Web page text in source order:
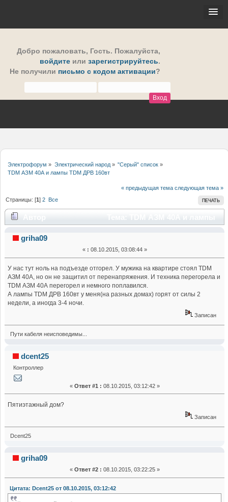
Добро пожаловать, Гость. Пожалуйста,
войдите или зарегистрируйтесь.
Не получили письмо с кодом активации?
Электрофорум » Электрический народ» "Серый" список»
TDM АЗМ 40А и лампы TDM ДРВ 160вт
« предыдущая тема следующая тема »
ПЕЧАТЬ
Страницы: [1]2 Все
TDM ДРВ 160вт (Прочитано 57373 раз)
griha09
« : 08.10.2015, 03:08:44 »
У нас тут ноль на подъезде отгорел. У мужика на квартире стоял TDM
АЗМ 40А, но он не защитил от перенапряжения. И техника перегорела и
TDM АЗМ 40А перегорел и немного поплавился.
А лампы TDM ДРВ 160вт у меня(на разных домах) горят от силы 2
недели, а иногда 3-4 ночи.
Записан
Пути кабеля неисповедимы...
dcent25
Контроллер
« Ответ #1 : 08.10.2015, 03:12:42 »
Пятиэтажный дом?
Записан
Dcent25
griha09
« Ответ #2 : 08.10.2015, 03:22:25 »
Цитата: Dcent25 от 08.10.2015, 03:12:42